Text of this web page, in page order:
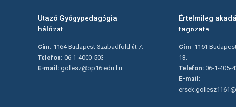
Utazó Gyógypedagógiai
hálózat
Cím: 1164 Budapest Szabadföld út 7.
Telefon: 06-1-4000-503
E-mail: gollesz@bp16.edu.hu
Értelmileg
tagozata
Cím: 1161
13.
Telefon: 06-1-405-
E-mail: